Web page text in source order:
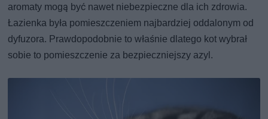
aromaty mogą być nawet niebezpieczne dla ich zdrowia.
Łazienka była pomieszczeniem najbardziej oddalonym od
dyfuzora. Prawdopodobnie to właśnie dlatego kot wybrał
sobie to pomieszczenie za bezpieczniejszy azyl.